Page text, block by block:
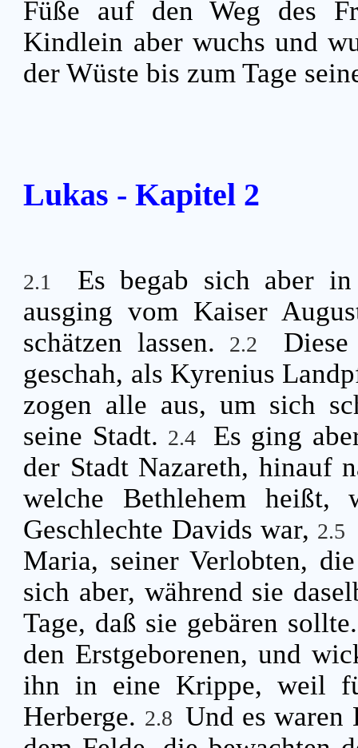
Füße auf den Weg des
Kindlein aber wuchs und
der Wüste bis zum Tage
Lukas - Kapitel 2
2.1
Es begab sich aber
ausging vom Kaiser
schätzen lassen.
2.2
geschah, als Kyrenius
zogen alle aus, um sich
seine Stadt. 2.4
Es ging
der Stadt Nazareth, hinauf
welche Bethlehem
Geschlechte Davids war, 2.5
Maria, seiner Verlobten,
sich aber, während sie
Tage, daß sie gebären
den Erstgeborenen, und
ihn in eine Krippe, weil
Herberge. 2.8 Und es waren